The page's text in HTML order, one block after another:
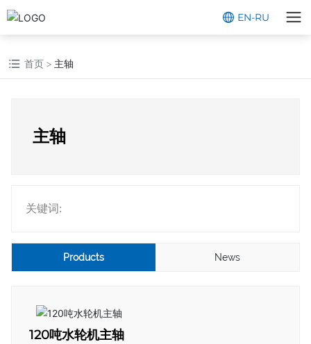
EN-RU
首页 主轴
主轴
关键词:
Products News
120吨水轮机主轴